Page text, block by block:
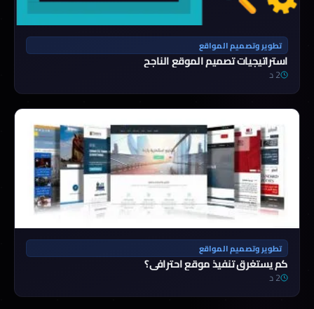
تطوير وتصميم المواقع
استراتيجيات تصميم الموقع الناجح
2 د
تطوير وتصميم المواقع
كم يستغرق تنفيذ موقع احترافي؟
2 د